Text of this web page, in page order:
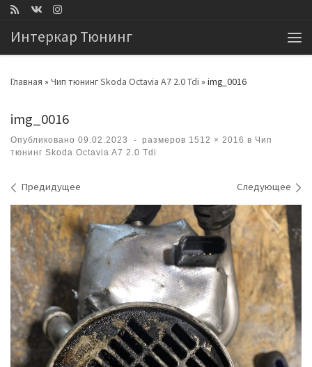
Интеркар Тюнинг
Главная » Чип тюнинг Skoda Octavia A7 2.0 Tdi » img_0016
img_0016
Опубликовано 09.02.2023 - размеров 1512 × 2016 в Чип
тюнинг Skoda Octavia A7 2.0 Tdi
Навигация по изображениям
Предидущее Следующее